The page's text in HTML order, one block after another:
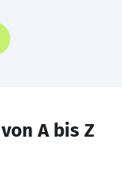
A bis Z